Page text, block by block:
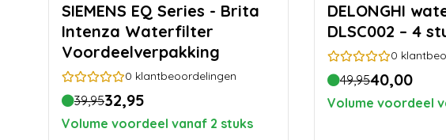
SIEMENS EQ Series - Brita
Intenza Waterfilter
Voordeelverpakking
0 klantbeoordelingen
39,9532,95
Volume voordeel vanaf 2 stuks
DELONGHI waterfilter
DLSC002 – 4
0
49,9540,00
Volume voordeel